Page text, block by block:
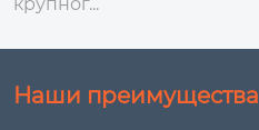
Наши преимущества